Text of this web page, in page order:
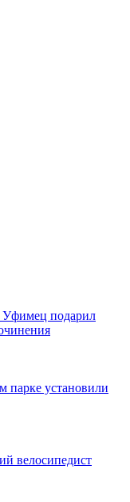
Уфимец подарил
парке установили
велосипедист